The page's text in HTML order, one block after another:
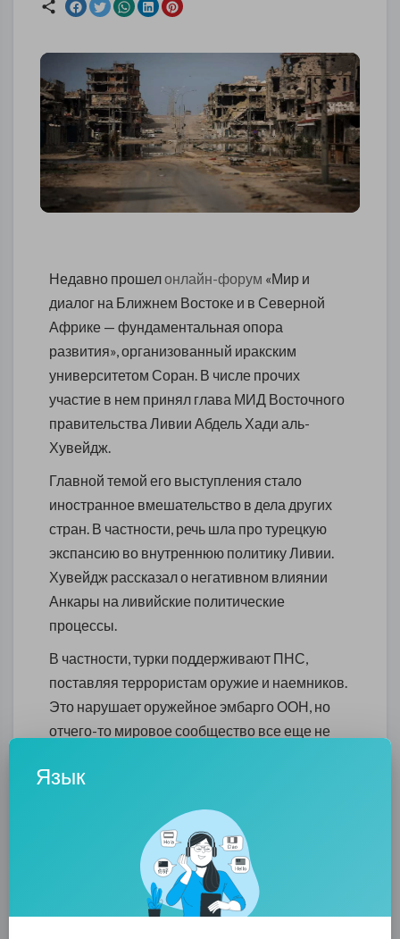
Недавно прошелонлайн-форум «Мир и
диалог на Ближнем Востоке и в Северной
Африке — фундаментальная опора
развития», организованный иракским
университетом Соран. В числе прочих
участие в нем принял глава МИД Восточного
правительства Ливии Абдель Хади аль-
Хувейдж.
Главной темой его выступления стало
иностранное вмешательство в дела других
стран. В частности, речь шла про турецкую
экспансию во внутреннюю политику Ливии.
Хувейдж рассказал о негативном влиянии
Анкары на ливийские политические
процессы.
В частности, турки поддерживают ПНС,
поставляя террористам оружие и наемников.
Это нарушает оружейное эмбарго ООН, но
отчего-то мировое сообщество все еще не
никаких претензий по этому поводу. Между
Триполи, мародерствуют и убивают мирных
Также министр Восточного ливийского
правительства отметил важность
Язык